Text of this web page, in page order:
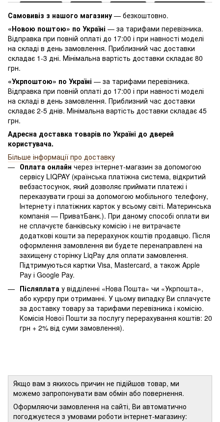
Самовивіз з нашого магазину — безкоштовно.
«Новою поштою» по Україні — за тарифами перевізника.
Відправка при повній оплаті до 17:00 і при навності моделі
на складі в день замовлення. Приблизний час доставки
складає 1-3 дні. Мінімальна вартість доставки складає 80
грн.
«Укрпоштою» по Україні — за тарифами перевізника.
Відправка при повній оплаті до 17:00 і при навності моделі
на складі в день замовлення. Приблизний час доставки
складає 2-5 днів. Мінімальна вартість доставки складає 45
грн.
Адресна доставка товарів по Україні до дверей
користувача.
Більше інформації про доставку
Оплата онлайн через інтернет-магазин за допомогою
сервісу LIQPAY (країнська платіжна система, відкритий
вебзастосунок, який дозволяє приймати платежі і
переказувати гроші за допомогою мобільного телефону,
Інтернету і платіжних карток у всьому світі. Материнська
компанія — ПриватБанк.). При даному способі оплати ви
не сплачуєте банківську комісію і не витрачаєте
додаткові кошти за перерахунок коштів продавцю. Після
оформлення замовлення ви будете перенаправлені на
захищену сторінку LiqPay для оплати замовлення.
Підтримуються картки Visa, Mastercard, а також Apple
Pay і Google Pay.
Післяплата у відділенні «Нова Пошта» чи «Укрпошта»,
або курєру при отриманні. У цьому випадку Ви сплачуєте
за доставку товару за тарифами перевізника і комісію.
Комісія Нової Пошти за послугу перерахування коштів: 20
грн + 2% від суми замовлення).
Якщо вам з якихось причин не підійшов товар, ми
можемо запропонувати вам обмін або повернення.
Оформляючи замовлення на сайті, Ви автоматично
погоджуєтеся з умовами роботи інтернет-магазину: